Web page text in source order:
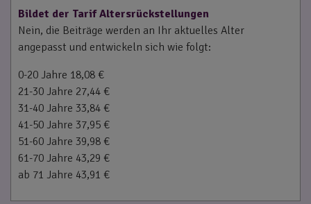
Bildet der Tarif Altersrückstellungen
Nein, die Beiträge werden an Ihr aktuelles Alter
angepasst und entwickeln sich wie folgt:
0-20 Jahre 18,08 €
21-30 Jahre 27,44 €
31-40 Jahre 33,84 €
41-50 Jahre 37,95 €
51-60 Jahre 39,98 €
61-70 Jahre 43,29 €
ab 71 Jahre 43,91 €